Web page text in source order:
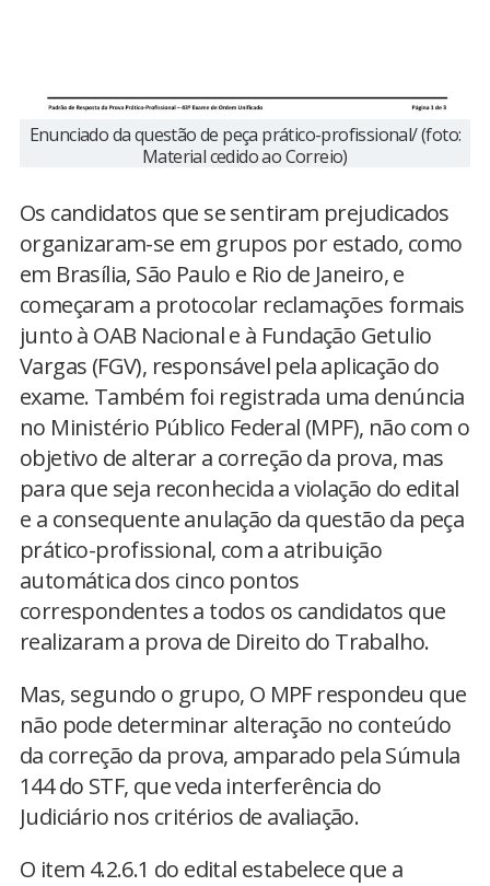
Enunciado da questão de peça prático-profissional/ (foto:
Material cedido ao Correio)
Os candidatos que se sentiram prejudicados
organizaram-se em grupos por estado, como
em Brasília, São Paulo e Rio de Janeiro, e
começaram a protocolar reclamações formais
junto à OAB Nacional e à Fundação Getulio
Vargas (FGV), responsável pela aplicação do
exame. Também foi registrada uma denúncia
no Ministério Público Federal (MPF), não com o
objetivo de alterar a correção da prova, mas
para que seja reconhecida a violação do edital
e a consequente anulação da questão da peça
prático-profissional, com a atribuição
automática dos cinco pontos
correspondentes a todos os candidatos que
realizaram a prova de Direito do Trabalho.
Mas, segundo o grupo, O MPF respondeu que
não pode determinar alteração no conteúdo
da correção da prova, amparado pela Súmula
144 do STF, que veda interferência do
Judiciário nos critérios de avaliação.
O item 4.2.6.1 do edital estabelece que a